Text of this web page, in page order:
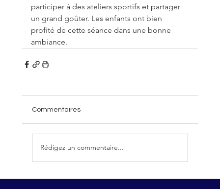
participer à des ateliers sportifs et partager
un grand goûter. Les enfants ont bien
profité de cette séance dans une bonne
ambiance.
Commentaires
Rédigez un commentaire...